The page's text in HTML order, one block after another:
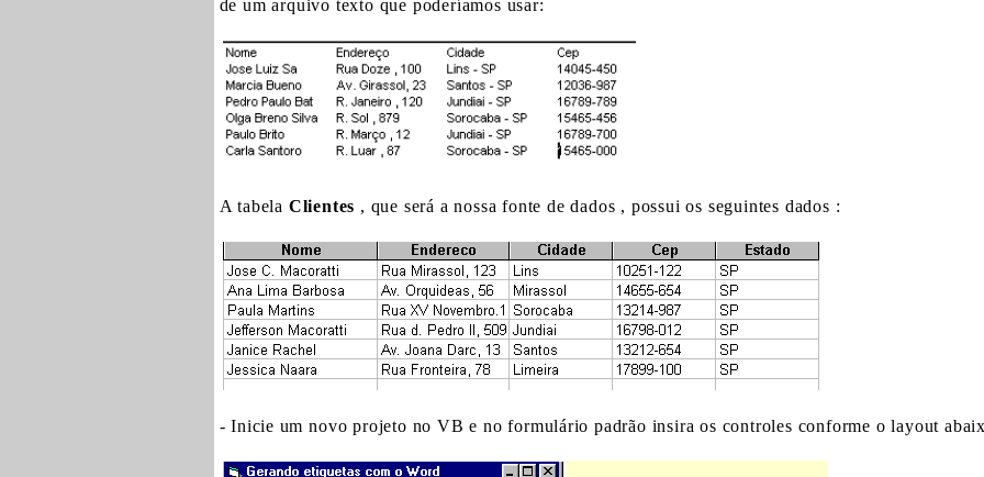
de um arquivo texto que poderíamos usar:
A tabela Clientes , que será a nossa fonte de dados , possui os seguintes dados :
- Inicie um novo projeto no VB e no formulário padrão insira os controles conforme o layout